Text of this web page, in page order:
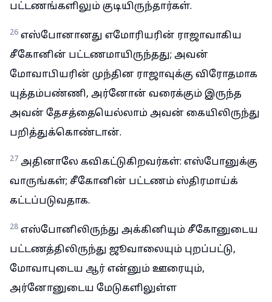
பட்டணங்களிலும் குடியிருந்தார்கள்.
26 எஸ்போனானது எமோரியரின் ராஜாவாகிய
சீகோனின் பட்டணமாயிருந்தது; அவன்
மோவாபியரின் முந்தின ராஜாவுக்கு விரோதமாக
யுத்தம்பண்ணி, அர்னோன் வரைக்கும் இருந்த
அவன் தேசத்தையெல்லாம் அவன் கையிலிருந்து
பறித்துக்கொண்டான்.
27 அதினாலே கவிகட்டுகிறவர்கள்: எஸ்போனுக்கு
வாருங்கள்; சீகோனின் பட்டணம் ஸ்திரமாய்க்
கட்டப்படுவதாக.
28 எஸ்போனிலிருந்து அக்கினியும் சீகோனுடைய
பட்டணத்திலிருந்து ஜூவாலையும் புறப்பட்டு,
மோவாபுடைய ஆர் என்னும் ஊரையும்,
அர்னோனுடைய மேடுகளிலுள்ள